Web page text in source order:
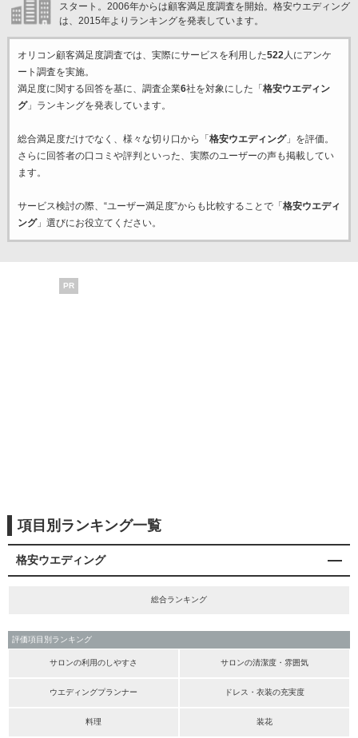
スタート。2006年からは顧客満足度調査を開始。格安ウエディング
は、2015年よりランキングを発表しています。
オリコン顧客満足度調査では、実際にサービスを利用した522人にアンケ
ート調査を実施。
満足度に関する回答を基に、調査企業6社を対象にした「 格安ウエディン
グ」ランキングを発表しています。
総合満足度だけでなく、様々な切り口から「 格安ウエディング」を評価。
さらに回答者の口コミや評判といった、実際のユーザーの声も掲載してい
ます。
サービス検討の際、“ユーザー満足度”からも比較することで「 格安ウエディ
ング」選びにお役立てください。
PR
項目別ランキング一覧
格安ウエディング
総合ランキング
評価項目別ランキング
サロンの利用のしやすさ サロンの清潔度・雰囲気
ウエディングプランナー ドレス・衣装の充実度
料理 装花